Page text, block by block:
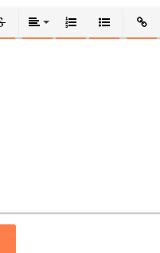
ВЫРАВНИВАНИЕ
НУМЕРОВАННЫЙ